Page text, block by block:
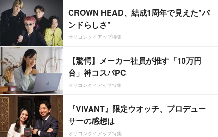
CROWN HEAD、結成1周年で見えた”バ
ンドらしさ”
オリコンタイアップ特集
【驚愕】メーカー社員が推す「10万円
台」神コスパPC
オリコンタイアップ特集
『VIVANT』限定ウオッチ、プロデュー
サーの感想は
オリコンタイアップ特集